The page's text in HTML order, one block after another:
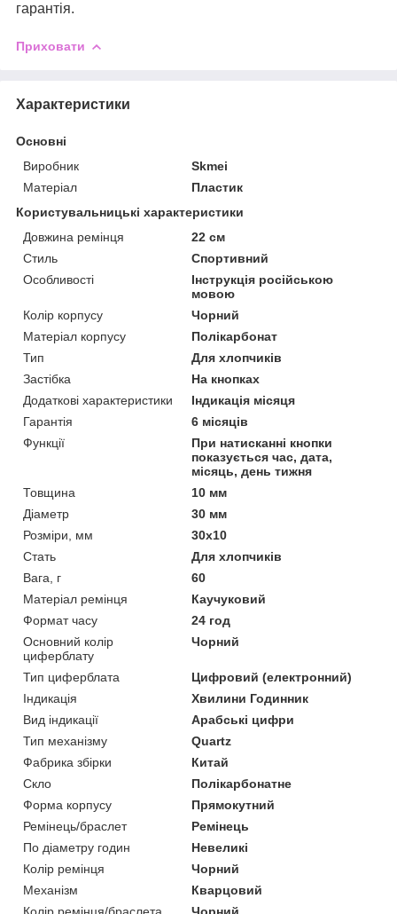
гарантія.
Приховати
Характеристики
Основні
Виробник
Skmei
Матеріал
Пластик
Користувальницькі характеристики
Довжина ремінця
22 см
Стиль
Спортивний
Особливості
Інструкція російською
мовою
Колір корпусу
Чорний
Матеріал корпусу
Полікарбонат
Тип
Для хлопчиків
Застібка
На кнопках
Додаткові характеристики
Індикація місяця
Гарантія
6 місяців
Функції
При натисканні кнопки
показується час, дата,
місяць, день тижня
Товщина
10 мм
Діаметр
30 мм
Розміри, мм
30х10
Стать
Для хлопчиків
Вага, г
60
Матеріал ремінця
Каучуковий
Формат часу
24 год
Основний колір
циферблату
Чорний
Тип циферблата
Цифровий (електронний)
Індикація
Хвилини Годинник
Вид індикації
Арабські цифри
Тип механізму
Quartz
Фабрика збірки
Китай
Скло
Полікарбонатне
Форма корпусу
Прямокутний
Ремінець/браслет
Ремінець
По діаметру годин
Невеликі
Колір ремінця
Чорний
Механізм
Кварцовий
Колір ремінця/браслета
Чорний